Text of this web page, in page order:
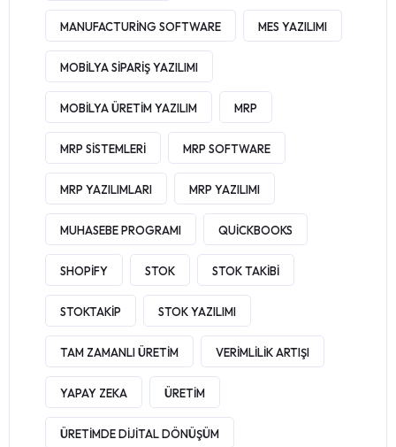
MANUFACTURING SOFTWARE MES YAZILIMI
MOBILYA SIPARIŞ YAZILIMI
MOBILYA ÜRETIM YAZILIM MRP
MRP SISTEMLERI MRP SOFTWARE
MRP YAZILIMLARI MRP YAZILIMI
MUHASEBE PROGRAMI QUICKBOOKS
SHOPIFY STOK STOK TAKIBI
STOKTAKIP STOK YAZILIMI
TAM ZAMANLI ÜRETIM VERIMLILIK ARTIŞI
YAPAY ZEKA ÜRETIM
ÜRETIMDE DIJITAL DÖNÜŞÜM